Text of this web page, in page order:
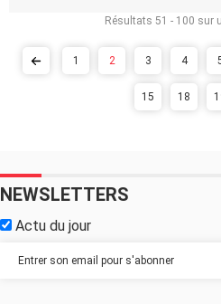
Résultats 51 - 100 sur
1 2 3 4
15 18
NEWSLETTERS
Actu du jour